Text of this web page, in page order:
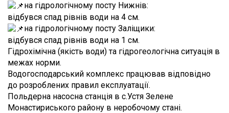
на гідрологічному посту Нижнів:
відбувся спад рівнів води на 4 см.
на гідрологічному посту Заліщики:
відбувся спад рівнів води на 1 см.
Гідрохімічна (якість води) та гідрогеологічна ситуація в
межах норми.
Водогосподарський комплекс працював відповідно
до розроблених правил експлуатації.
Польдерна насосна станція в с.Устя Зелене
Монастириського району в неробочому стані.